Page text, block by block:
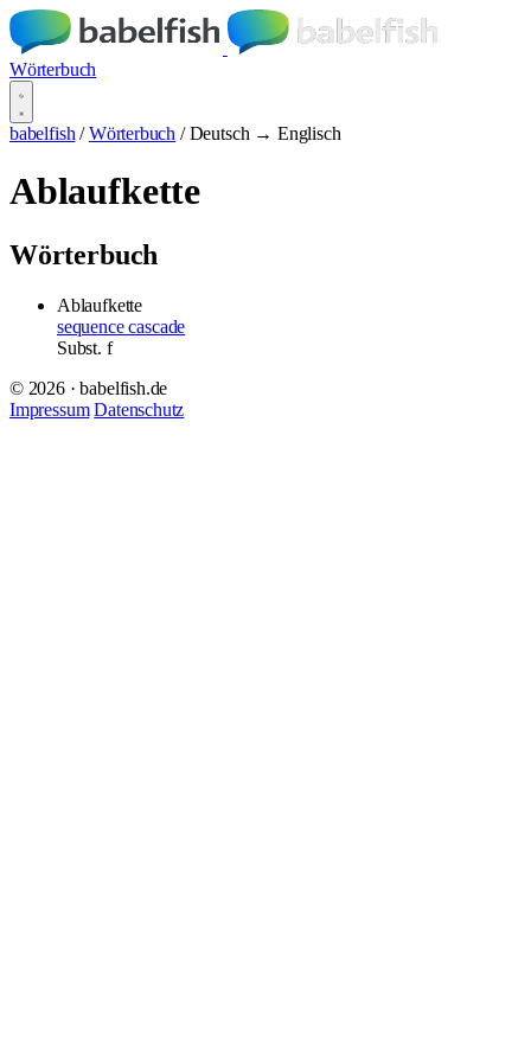
Wörterbuch
babelfish / Wörterbuch / Deutsch → Englisch
Ablaufkette
Wörterbuch
Ablaufkette
sequence cascade
Subst. f
© 2026 · babelfish.de
Impressum Datenschutz